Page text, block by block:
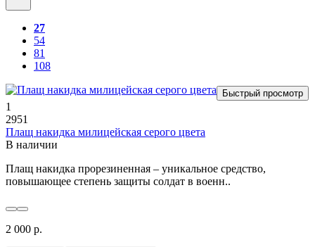
27
54
81
108
Быстрый просмотр
1
2951
Плащ накидка милицейская серого цвета
В наличии
Плащ накидка прорезиненная – уникальное средство,
повышающее степень защиты солдат в военн..
2 000 р.